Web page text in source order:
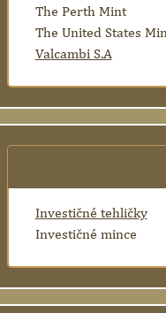
The Perth Mint
The United States
Valcambi S.A
Investičné tehličky
Investičné mince